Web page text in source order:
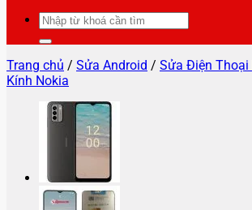
Tìm
kiếm:
Trang chủ / Sửa Android / Sửa Điện Thoại
Kính Nokia